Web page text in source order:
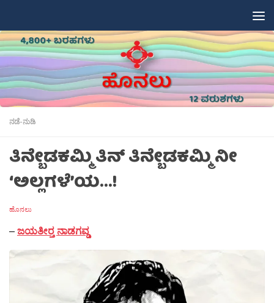
ನಡೆ-ನುಡಿ
ತಿನ್ಬೇಡಕಮ್ಮಿ ತಿನ್ ತಿನ್ಬೇಡಕಮ್ಮಿ ನೀ
‘ಅಲ್ಲಗಳೆ’ಯ…!
ಹೊನಲು
–ಜಯತೀರ‍್ತ ನಾಡಗವ್ಡ